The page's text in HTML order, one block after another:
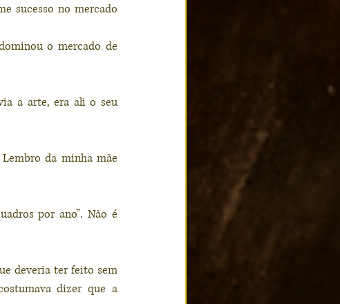
sucesso no mercado
o mercado de
a arte, era ali o seu
da minha mãe
por ano”. Não é
deveria ter feito sem
dizer que a